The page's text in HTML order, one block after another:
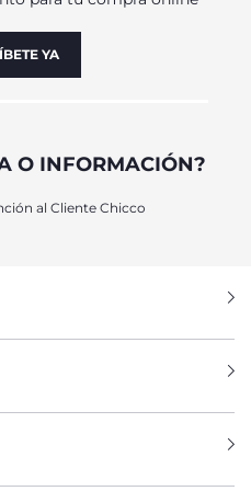
YA
O INFORMACIÓN?
al Cliente Chicco